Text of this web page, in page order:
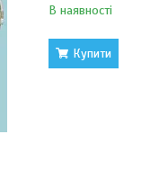
В наявності
Купити